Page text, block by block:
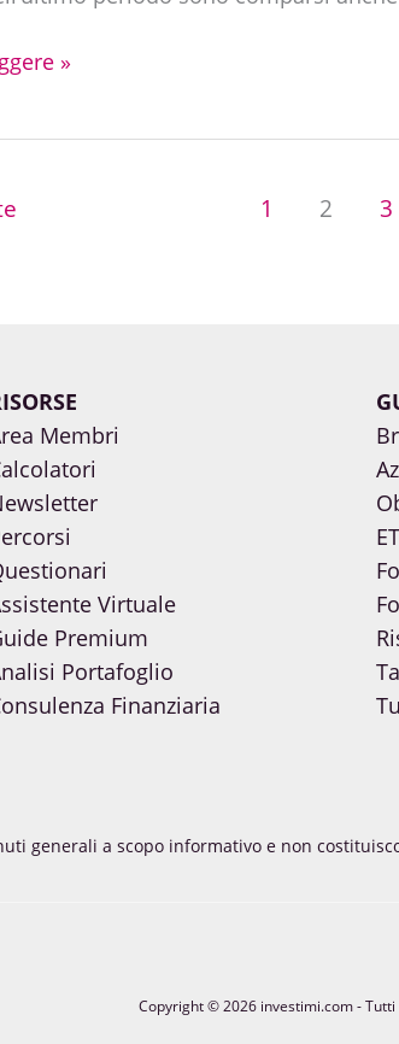
»
1 2 3
Membri
Virtuale
Premium
Portafoglio
Finanziaria
generali a scopo informativo e non
Copyright © 2026 investimi.com -